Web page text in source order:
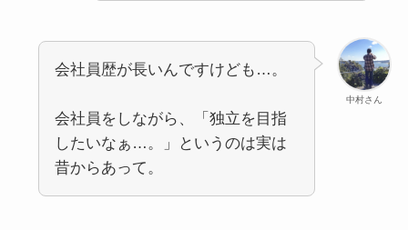
中村さん
会社員歴が長いんですけども…。
会社員をしながら、「独立を目指
したいなぁ…。」というのは実は
昔からあって。